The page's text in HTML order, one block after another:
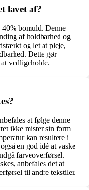
lavet af?
40% bomuld. Denne
af holdbarhed og
og let at pleje,
Dette gør
vedligeholde.
at følge denne
ikke mister sin form
kan resultere i
en god idé at vaske
farveoverførsel.
anbefales det at
til andre tekstiler.